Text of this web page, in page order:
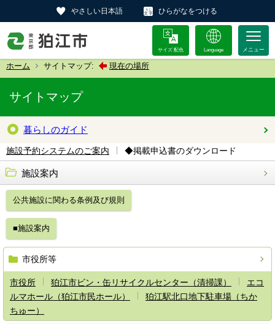
やさしい日本語 ひらがなをつける
サイズ 配色 Language
ホーム サイトマップ: 現在の場所
サイトマップ
暮らしのガイド
施設予約システムのご案内 ◆掲載申込書のダウンロード
施設案内
公共施設に関わる条例及び規則
■施設案内
市役所等
市役所 狛江市ビン・缶リサイクルセンター（清掃課）
エコ
ルマホール（狛江市民ホール）
狛江駅北口地下駐車場（ちか
ちゅー）